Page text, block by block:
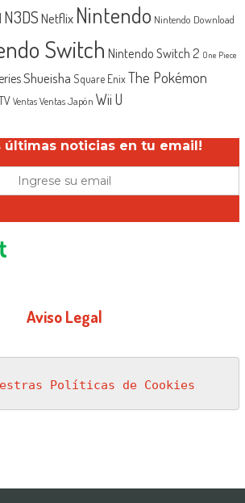
N3DSNetflix Nintendo Nintendo Download
Switch Nintendo Switch 2 One Piece
Shueisha Square EnixThe Pokémon
Ventas Ventas Japón Wii U
últimas noticias en tu email!
Aviso Legal
Políticas de Cookies